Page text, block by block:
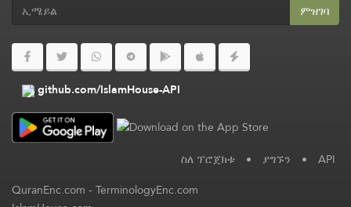
ምዝገባ
github.com/IslamHouse-API
ስለ ፕሮጀክቱ • ያግኙን • API
QuranEnc.com-TerminologyEnc.com